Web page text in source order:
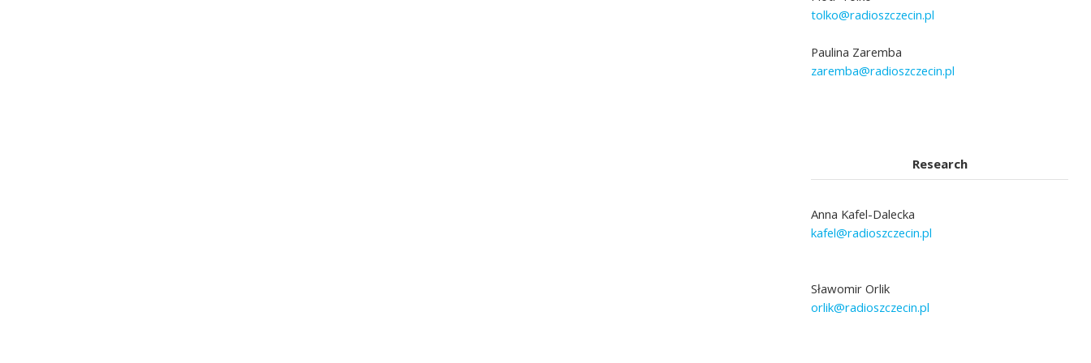
tolko@radioszczecin.pl
Paulina Zaremba
zaremba@radioszczecin.pl
Research
Anna Kafel-Dalecka
kafel@radioszczecin.pl
Sławomir Orlik
orlik@radioszczecin.pl